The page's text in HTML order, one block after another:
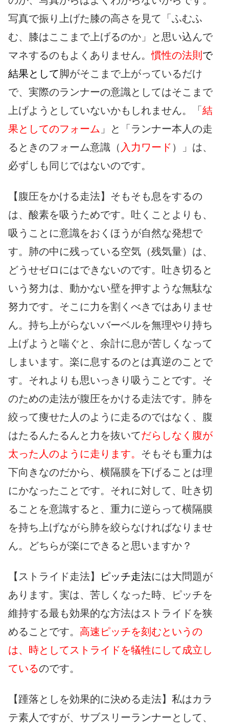
写真で振り上げた膝の高さを見て「ふむふ
む、膝はここまで上げるのか」と思い込んで
マネするのもよくありません。慣性の法則 で
結果として脚がそこまで上がっているだけ
で、実際のランナーの意識としてはそこまで
上げようとしていないかもしれません。「 結
果としてのフォーム 」と「ランナー本人の走
るときのフォーム意識（ 入力ワード ）」は、
必ずしも同じではないのです。
【腹圧をかける走法】そもそも息をするの
は、酸素を吸うためです。吐くことよりも、
吸うことに意識をおくほうが自然な発想で
す。肺の中に残っている空気（残気量）は、
どうせゼロにはできないのです。吐き切ると
いう努力は、動かない壁を押すような無駄な
努力です。そこに力を割くべきではありませ
ん。持ち上がらないバーベルを無理やり持ち
上げようと喘ぐと、余計に息が苦しくなって
しまいます。楽に息するのとは真逆のことで
す。それよりも思いっきり吸うことです。そ
のための走法が腹圧をかける走法です。肺を
絞って痩せた人のように走るのではなく、腹
はたるんたるんと力を抜いてだらしなく腹が
太った人のように走ります。 そもそも重力は
下向きなのだから、横隔膜を下げることは理
にかなったことです。それに対して、吐き切
ることを意識すると、重力に逆らって横隔膜
を持ち上げながら肺を絞らなければなりませ
ん。どちらが楽にできると思いますか？
【ストライド走法】 ピッチ走法には大問題が
あります。実は、苦しくなった時、ピッチを
維持する最も効果的な方法はストライドを狭
めることです。 高速ピッチを刻むというの
は、時としてストライドを犠牲にして成立し
ているのです。
【踵落としを効果的に決める走法】私はカラ
テ素人ですが、サブスリーランナーとして、